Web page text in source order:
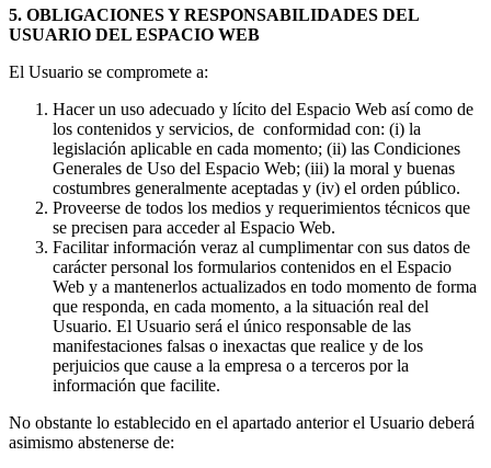
5. OBLIGACIONES Y RESPONSABILIDADES DEL
USUARIO DEL ESPACIO WEB
El Usuario se compromete a:
Hacer un uso adecuado y lícito del Espacio Web así como de
los contenidos y servicios, de conformidad con: (i) la
legislación aplicable en cada momento; (ii) las Condiciones
Generales de Uso del Espacio Web; (iii) la moral y buenas
costumbres generalmente aceptadas y (iv) el orden público.
Proveerse de todos los medios y requerimientos técnicos que
se precisen para acceder al Espacio Web.
Facilitar información veraz al cumplimentar con sus datos de
carácter personal los formularios contenidos en el Espacio
Web y a mantenerlos actualizados en todo momento de forma
que responda, en cada momento, a la situación real del
Usuario. El Usuario será el único responsable de las
manifestaciones falsas o inexactas que realice y de los
perjuicios que cause a la empresa o a terceros por la
información que facilite.
No obstante lo establecido en el apartado anterior el Usuario deberá
asimismo abstenerse de: